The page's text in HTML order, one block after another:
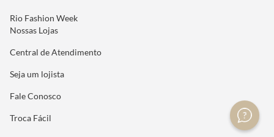
Rio Fashion Week
Nossas Lojas
Central de Atendimento
Seja um lojista
Fale Conosco
Troca Fácil